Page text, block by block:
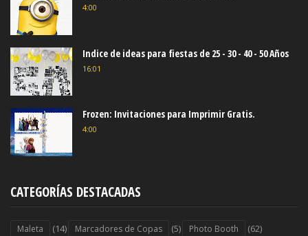
4:00
Indice de ideas para fiestas de 25 - 30 - 40 - 50 Años
16:01
Frozen: Invitaciones para Imprimir Gratis.
4:00
CATEGORÍAS DESTACADAS
Maleta (14) Marcadores de Copas (5) Photo Booth (62)